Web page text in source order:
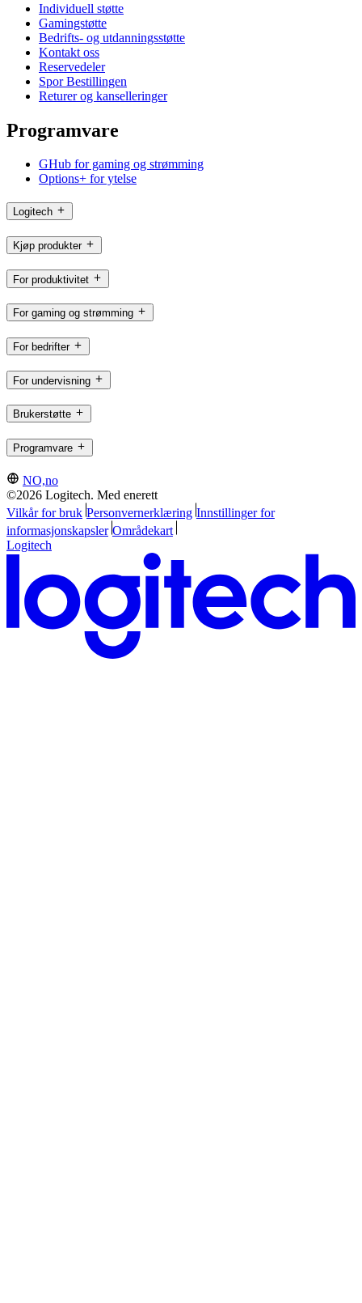
Individuell støtte
Gamingstøtte
Bedrifts- og utdanningsstøtte
Kontakt oss
Reservedeler
Spor Bestillingen
Returer og kanselleringer
Programvare
GHub for gaming og strømming
Options+ for ytelse
Logitech
Kjøp produkter
For produktivitet
For gaming og strømming
For bedrifter
For undervisning
Brukerstøtte
Programvare
NO,no
©2026 Logitech. Med enerett
Vilkår for bruk Personvernerklæring Innstillinger for
informasjonskapsler Områdekart
Logitech